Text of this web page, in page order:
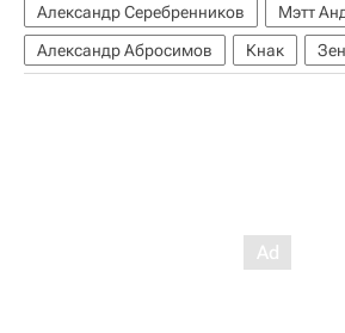
Александр Серебренников
Мэтт
Александр Абросимов
Кнак